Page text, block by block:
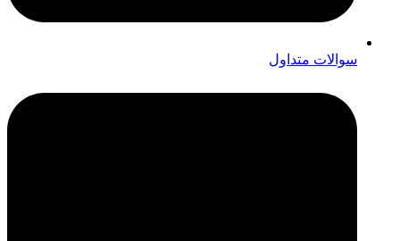
سوالات متداول